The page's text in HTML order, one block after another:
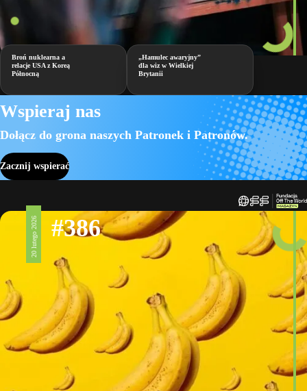
Broń nuklearna a
relacje USA z Koreą
Północną
„Hamulec awaryjny”
dla wiz w Wielkiej
Brytanii
Wspieraj nas
Dołącz do grona naszych Patronek i Patronów.
Zacznij wspierać
20 lutego 2026 #386